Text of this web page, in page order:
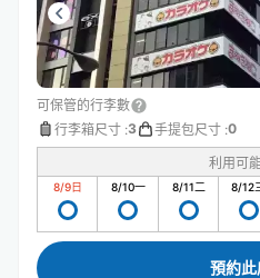
可保管的行李數
行李箱尺寸 :3 手提包尺寸 :0
利用可
8/9日 8/10一 8/11二 8/12
預約